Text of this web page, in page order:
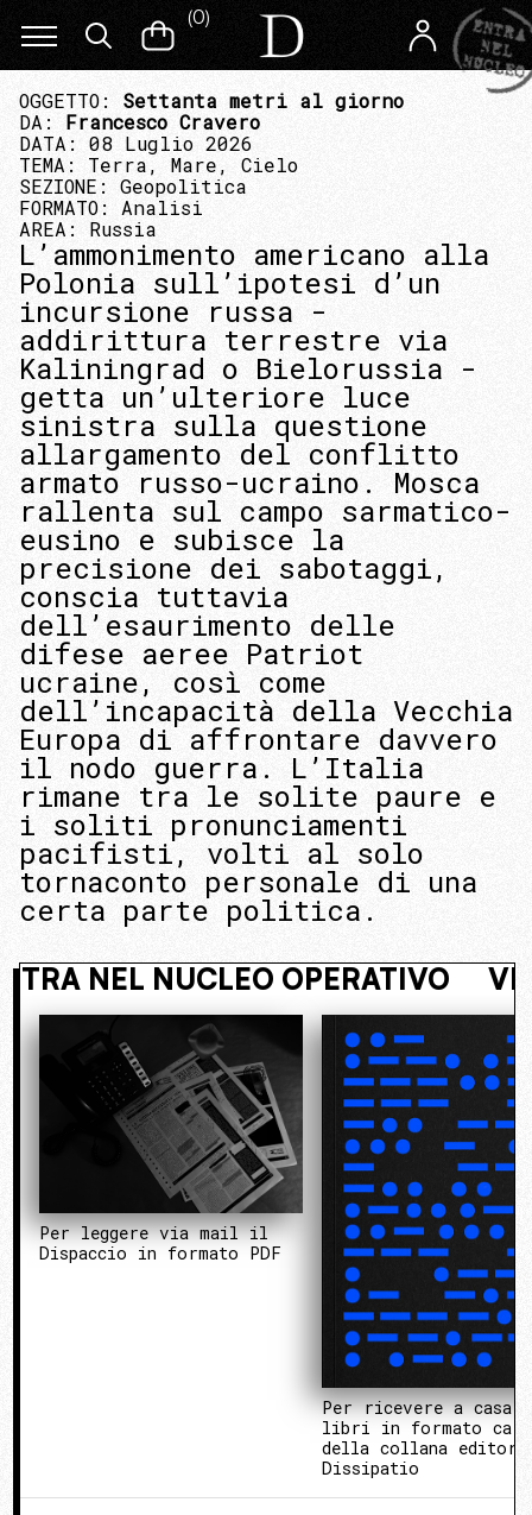
(0)
OGGETTO: Settanta metri al giorno
DA: Francesco Cravero
DATA: 08 Luglio 2026
TEMA: Terra, Mare, Cielo
SEZIONE: Geopolitica
FORMATO: Analisi
AREA: Russia
L’ammonimento americano alla
Polonia sull’ipotesi d’un
incursione russa -
addirittura terrestre via
Kaliningrad o Bielorussia -
getta un’ulteriore luce
sinistra sulla questione
allargamento del conflitto
armato russo-ucraino. Mosca
rallenta sul campo sarmatico-
eusino e subisce la
precisione dei sabotaggi,
conscia tuttavia
dell’esaurimento delle
difese aeree Patriot
ucraine, così come
dell’incapacità della Vecchia
Europa di affrontare davvero
il nodo guerra. L’Italia
rimane tra le solite paure e
i soliti pronunciamenti
pacifisti, volti al solo
tornaconto personale di una
certa parte politica.
ENTRA NEL NUCLEO
Per leggere via mail il
Dispaccio in formato PDF
Per ricevere a casa i
libri in formato
della collana
Dissipatio